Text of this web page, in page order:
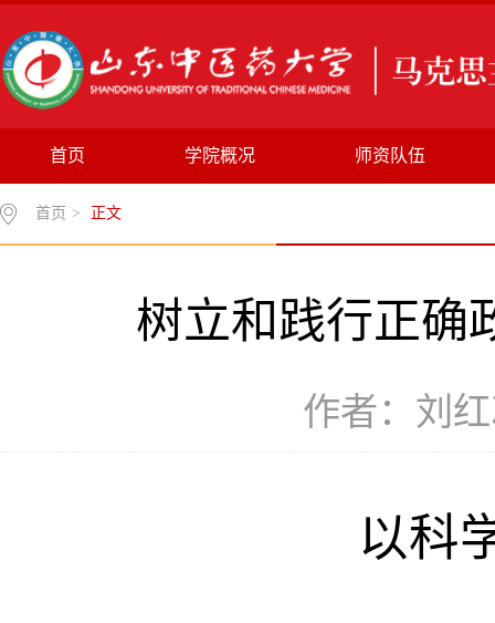
首页 学院概况 师资队伍
首页 > 正文
树立和践行正确
作者：刘
以科